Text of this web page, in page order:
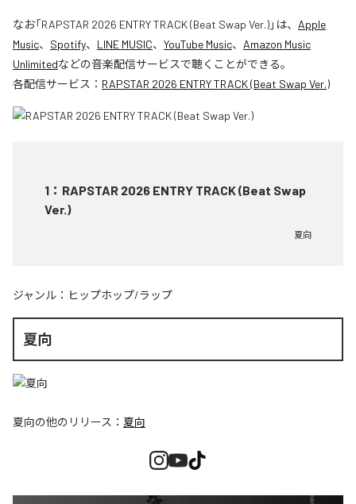
なお「RAPSTAR 2026 ENTRY TRACK (Beat Swap Ver.)」は、 Apple
Music、 Spotify、 LINE MUSIC、 YouTube Music、 Amazon Music
Unlimitedなどの音楽配信サービスで聴くことができる。
各配信サービス： RAPSTAR 2026 ENTRY TRACK (Beat Swap Ver.)
1 ： RAPSTAR 2026 ENTRY TRACK (Beat Swap
Ver.)
夏向
ジャンル： ヒップホップ/ラップ
夏向
夏向の他のリリース： 夏向